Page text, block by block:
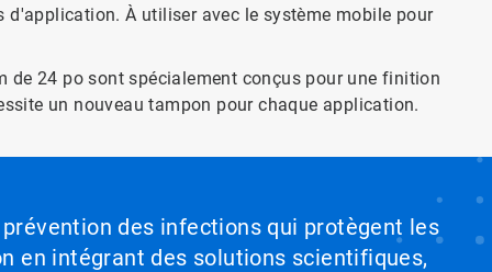
À utiliser avec le système mobile pour
de 24 po sont spécialement conçus pour une finition
un nouveau tampon pour chaque application.
des infections qui protègent les
en intégrant des solutions scientifiques,